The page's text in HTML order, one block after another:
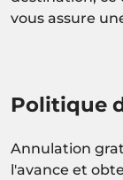
vous assure
Politique
Annulation
l'avance et